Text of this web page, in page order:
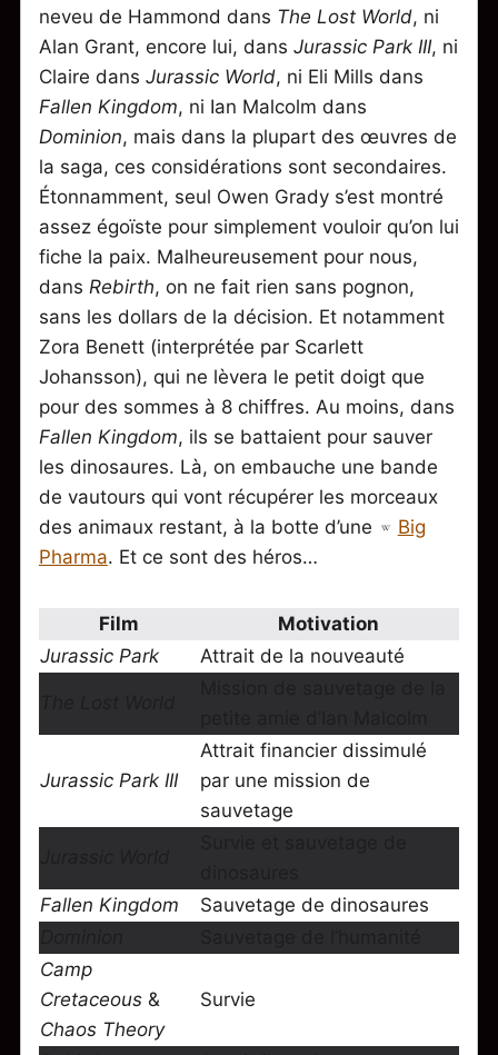
neveu de Hammond dans The Lost World, ni
Alan Grant, encore lui, dans Jurassic Park III, ni
Claire dans Jurassic World, ni Eli Mills dans
Fallen Kingdom, ni Ian Malcolm dans
Dominion, mais dans la plupart des œuvres de
la saga, ces considérations sont secondaires.
Étonnamment, seul Owen Grady s’est montré
assez égoïste pour simplement vouloir qu’on lui
fiche la paix. Malheureusement pour nous,
dans Rebirth, on ne fait rien sans pognon,
sans les dollars de la décision. Et notamment
Zora Benett (interprétée par Scarlett
Johansson), qui ne lèvera le petit doigt que
pour des sommes à 8 chiffres. Au moins, dans
Fallen Kingdom, ils se battaient pour sauver
les dinosaures. Là, on embauche une bande
de vautours qui vont récupérer les morceaux
des animaux restant, à la botte d’une
Big
Pharma. Et ce sont des héros…
Film
Motivation
Jurassic Park
Attrait de la nouveauté
Jurassic Park III
Attrait financier dissimulé
par une mission de
sauvetage
Fallen Kingdom
Sauvetage de dinosaures
Camp
Cretaceous&
Chaos Theory
Survie